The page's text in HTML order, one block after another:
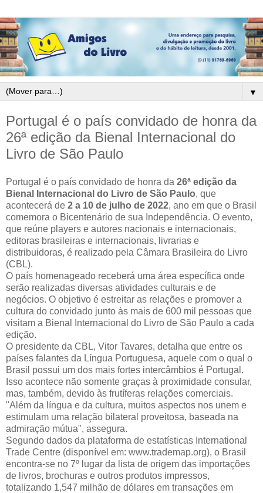
▼
Portugal é o país convidado de honra da
26ª edição da Bienal Internacional do
Livro de São Paulo
Portugal é o país convidado de honra da 26ª edição da
Bienal Internacional do Livro de São Paulo, que
acontecerá de 2 a 10 de julho de 2022, ano em que o Brasil
comemora o Bicentenário de sua Independência. O evento,
que reúne players e autores nacionais e internacionais,
editoras brasileiras e internacionais, livrarias e
distribuidoras, é realizado pela Câmara Brasileira do Livro
(CBL).
O país homenageado receberá uma área específica onde
serão realizadas diversas atividades culturais e de
negócios. O objetivo é estreitar as relações e promover a
cultura do convidado junto às mais de 600 mil pessoas que
visitam a Bienal Internacional do Livro de São Paulo a cada
edição.
O presidente da CBL, Vitor Tavares, detalha que entre os
países falantes da Língua Portuguesa, aquele com o qual o
Brasil possui um dos mais fortes intercâmbios é Portugal.
Isso acontece não somente graças à proximidade consular,
mas, também, devido às frutíferas relações comerciais.
"Além da língua e da cultura, muitos aspectos nos unem e
estimulam uma relação bilateral proveitosa, baseada na
admiração mútua", assegura.
Segundo dados da plataforma de estatísticas International
Trade Centre (disponível em: www.trademap.org), o Brasil
encontra-se no 7º lugar da lista de origem das importações
de livros, brochuras e outros produtos impressos,
totalizando 1,547 milhão de dólares em transações em